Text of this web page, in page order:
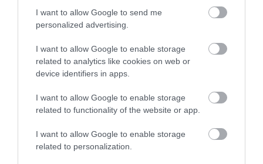
I want to allow Google to send me
personalized advertising.
I want to allow Google to enable storage
related to analytics like cookies on web or
device identifiers in apps.
I want to allow Google to enable storage
related to functionality of the website or app.
I want to allow Google to enable storage
related to personalization.